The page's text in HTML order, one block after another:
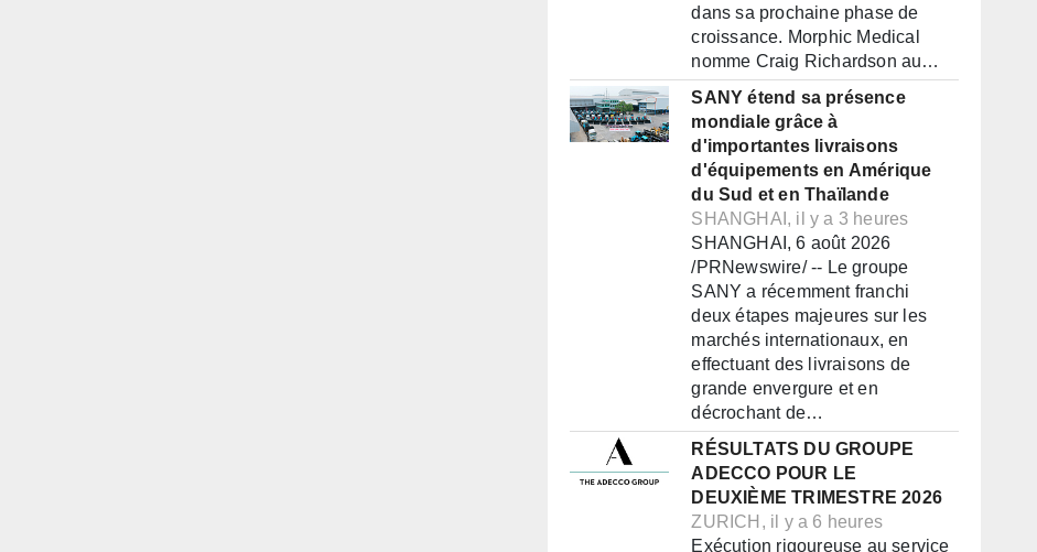
dans sa prochaine phase de
croissance. Morphic Medical
nomme Craig Richardson au…
SANY étend sa présence
mondiale grâce à
d'importantes livraisons
d'équipements en Amérique
du Sud et en Thaïlande
SHANGHAI, il y a 3 heures
SHANGHAI, 6 août 2026
/PRNewswire/ -- Le groupe
SANY a récemment franchi
deux étapes majeures sur les
marchés internationaux, en
effectuant des livraisons de
grande envergure et en
décrochant de…
RÉSULTATS DU GROUPE
ADECCO POUR LE
DEUXIÈME TRIMESTRE 2026
ZURICH, il y a 6 heures
Exécution rigoureuse au service